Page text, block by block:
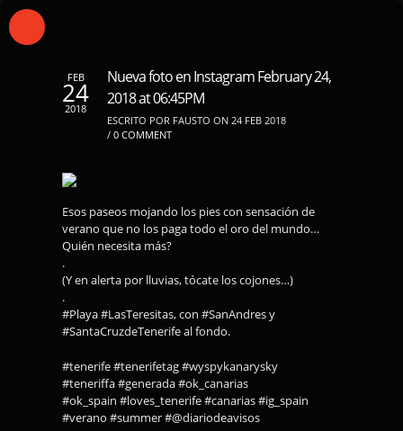
FEB
24
2018
Nueva foto en Instagram February 24,
2018 at 06:45PM
ESCRITO POR FAUSTO ON 24 FEB 2018
/ 0 COMMENT
Esos paseos mojando los pies con sensación de
verano que no los paga todo el oro del mundo…
Quién necesita más?
.
(Y en alerta por lluvias, tócate los cojones…)
.
#Playa #LasTeresitas, con #SanAndres y
#SantaCruzdeTenerife al fondo.
#tenerife #tenerifetag #wyspykanarysky
#teneriffa #generada #ok_canarias
#ok_spain #loves_tenerife #canarias #ig_spain
#verano #summer #@diariodeavisos